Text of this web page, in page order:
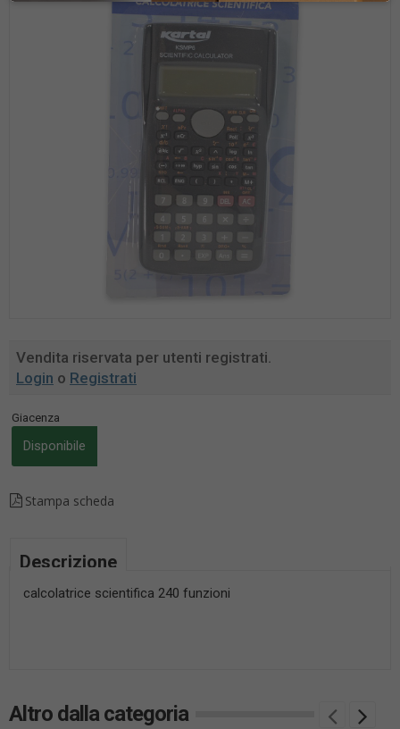
Vendita riservata per utenti registrati.
Login o Registrati
Giacenza
Disponibile
Stampa scheda
Descrizione
calcolatrice scientifica 240 funzioni
Altro dalla categoria